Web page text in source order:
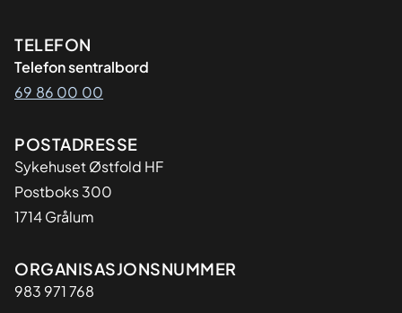
Kontaktinformasjon
TELEFON
Telefon sentralbord
69 86 00 00
Adresse
POSTADRESSE
Sykehuset Østfold HF
Postboks 300
1714 Grålum
Organisasjon
ORGANISASJONSNUMMER
983 971 768